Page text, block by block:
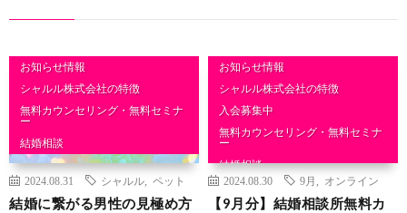
お知らせ情報
シャルル株式会社の特徴
無料カウンセリング・無料セミナ
ー
結婚相談
2024.08.31 シャルル ペット
結婚に繋がる男性の見極め方
お知らせ情報
シャルル株式会社の特徴
入会募集中
無料カウンセリング・無料セミナ
ー
結婚相談
2024.08.30 9月 オンライン
【9月分】結婚相談所無料カ